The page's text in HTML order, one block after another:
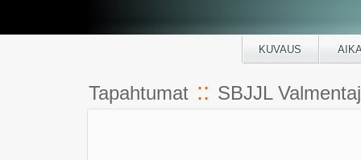
KUVAUS
Tapahtumat :: SBJJL